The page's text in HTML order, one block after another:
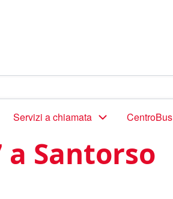
Servizi a chiamata CentroBus
a Santorso